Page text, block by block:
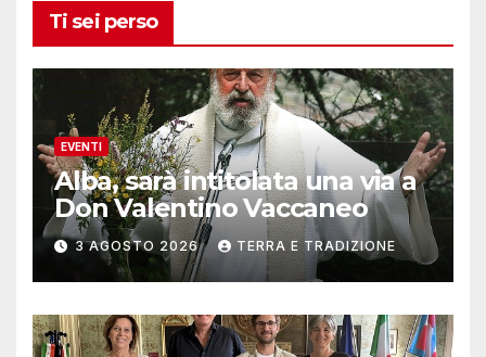
Ti sei perso
EVENTI
Alba, sarà intitolata una via a
Don Valentino Vaccaneo
3 AGOSTO 2026 TERRA E TRADIZIONE